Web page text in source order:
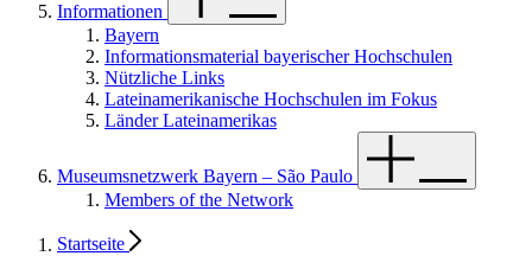
Informationen
Bayern
Informationsmaterial bayerischer Hochschulen
Nützliche Links
Lateinamerikanische Hochschulen im Fokus
Länder Lateinamerikas
Museumsnetzwerk Bayern – São Paulo
Members of the Network
Startseite